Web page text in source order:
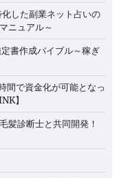
した副業ネット占いの
ニュアル～
書作成バイブル～稼ぎ
間で資金化が可能となっ
】
髪診断士と共同開発！